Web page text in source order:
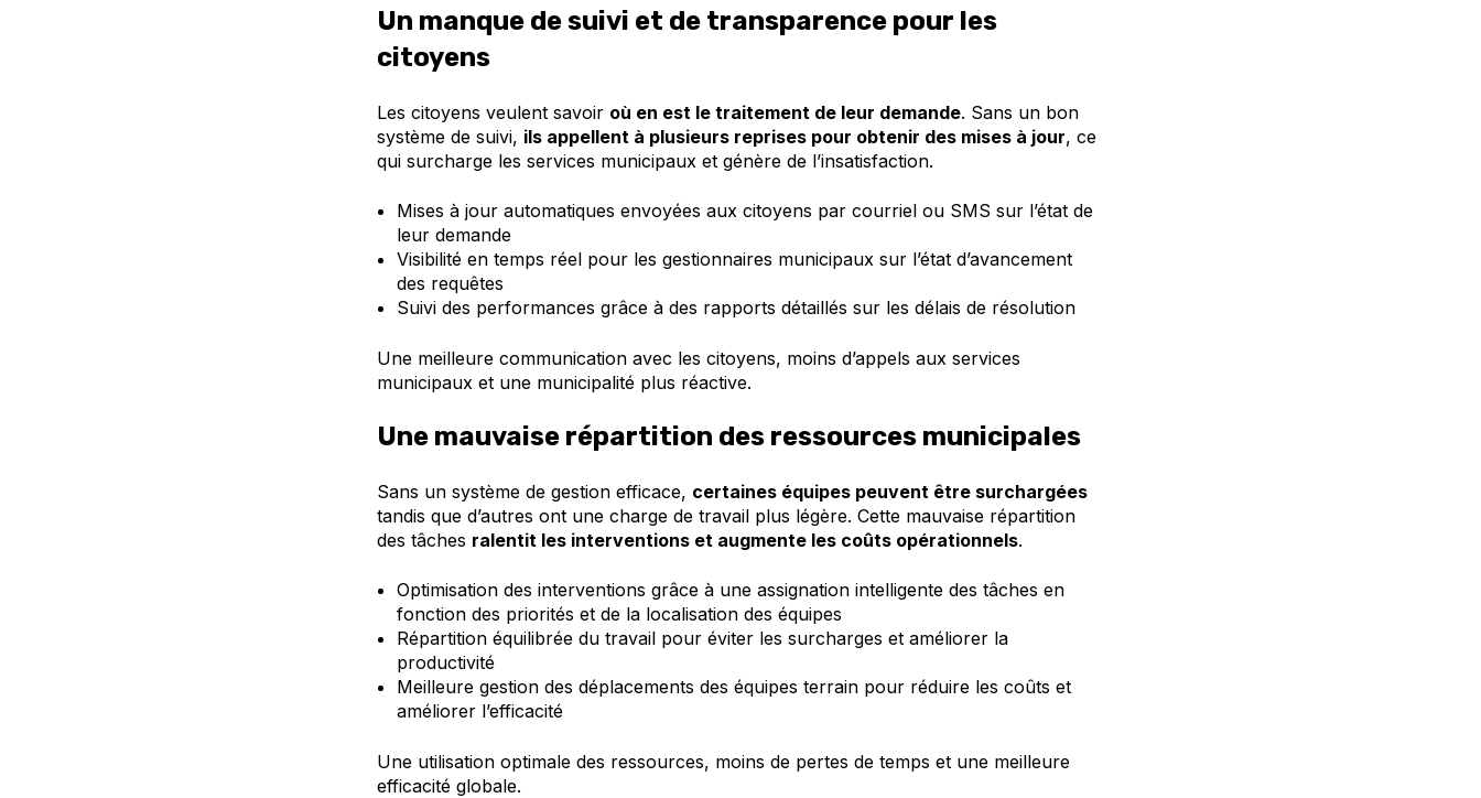
Un manque de suivi et de transparence pour les
citoyens
Les citoyens veulent savoir où en est le traitement de leur demande. Sans un bon
système de suivi, ils appellent à plusieurs reprises pour obtenir des mises à jour, ce
qui surcharge les services municipaux et génère de l’insatisfaction.
Mises à jour automatiques envoyées aux citoyens par courriel ou SMS sur l’état de
leur demande
Visibilité en temps réel pour les gestionnaires municipaux sur l’état d’avancement
des requêtes
Suivi des performances grâce à des rapports détaillés sur les délais de résolution
Une meilleure communication avec les citoyens, moins d’appels aux services
municipaux et une municipalité plus réactive.
Une mauvaise répartition des ressources municipales
Sans un système de gestion efficace, certaines équipes peuvent être surchargées
tandis que d’autres ont une charge de travail plus légère. Cette mauvaise répartition
des tâches ralentit les interventions et augmente les coûts opérationnels.
Optimisation des interventions grâce à une assignation intelligente des tâches en
fonction des priorités et de la localisation des équipes
Répartition équilibrée du travail pour éviter les surcharges et améliorer la
productivité
Meilleure gestion des déplacements des équipes terrain pour réduire les coûts et
améliorer l’efficacité
Une utilisation optimale des ressources, moins de pertes de temps et une meilleure
efficacité globale.